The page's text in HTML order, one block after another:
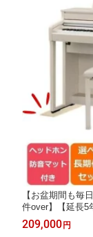
【お盆期間も
件over】【延長
取無料】【防音
ピアノ 88鍵盤
209,000 円